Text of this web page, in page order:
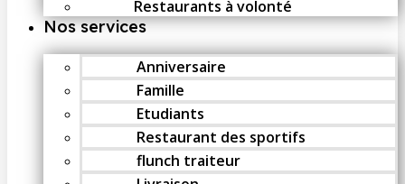
Restaurants à volonté
Nos services
Anniversaire
Famille
Etudiants
Restaurant des sportifs
flunch traiteur